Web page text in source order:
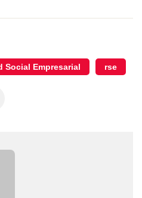
Social Empresarial rse